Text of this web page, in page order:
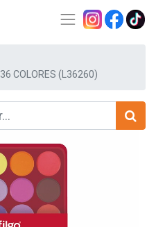
COLORES (L36260)